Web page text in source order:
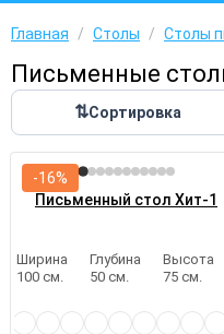
Главная / Столы / Столы
Письменные
⇅Сортировка
Письменный стол Хит-1
Ширина
100 см.
Глубина
50 см.
Высота
75 см.
-16%